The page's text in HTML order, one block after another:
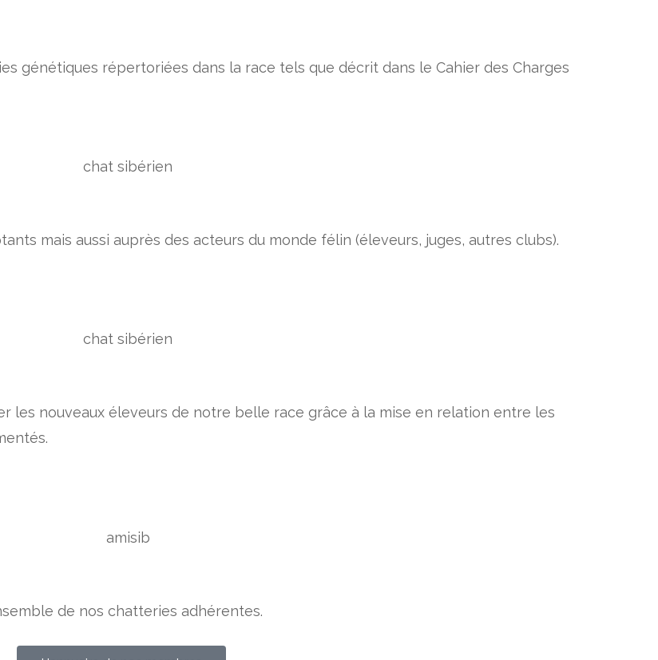
génétiques répertoriées dans la race tels que décrit dans le Cahier des Charges
mais aussi auprès des acteurs du monde félin (éleveurs, juges, autres clubs).
les nouveaux éleveurs de notre belle race grâce à la mise en relation entre les
de nos chatteries adhérentes.